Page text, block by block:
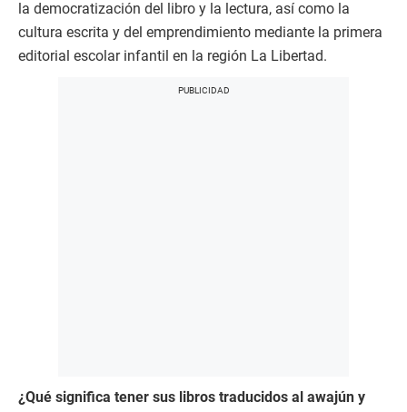
la democratización del libro y la lectura, así como la
cultura escrita y del emprendimiento mediante la primera
editorial escolar infantil en la región La Libertad.
¿Qué significa tener sus libros traducidos al awajún y